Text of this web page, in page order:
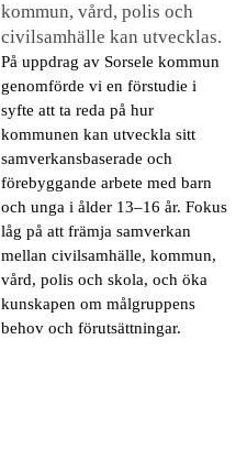
kommun, vård, polis och
civilsamhälle kan utvecklas.
⁠På uppdrag av Sorsele kommun
genomförde vi en förstudie i
syfte att ta reda på hur
kommunen kan utveckla sitt
samverkansbaserade och
förebyggande arbete med barn
och unga i ålder 13–16 år. Fokus
låg på att främja samverkan
mellan civilsamhälle, kommun,
vård, polis och skola, och öka
kunskapen om målgruppens
behov och förutsättningar.